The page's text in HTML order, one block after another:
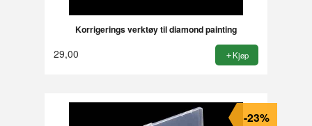
Korrigerings verktøy til diamond painting
29,00 Kjøp
-23%